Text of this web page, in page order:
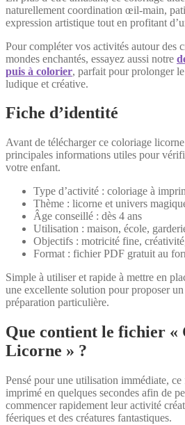
naturellement coordination œil-main,
expression artistique tout en profitant
Pour compléter vos activités autour des
mondes enchantés, essayez aussi notre
puis à colorier, parfait pour prolonger
ludique et créative.
Fiche d’identité
Avant de télécharger ce coloriage
principales informations utiles pour
votre enfant.
Type d’activité : coloriage à
Thème : licorne et univers
Âge conseillé : dès 4 ans
Utilisation : maison, école,
Objectifs : motricité fine,
Format : fichier PDF gratuit au
Simple à utiliser et rapide à mettre en
une excellente solution pour proposer
préparation particulière.
Que contient le fichier «
Licorne » ?
Pensé pour une utilisation immédiate,
imprimé en quelques secondes afin de
commencer rapidement leur activité
féeriques et des créatures fantastiques.